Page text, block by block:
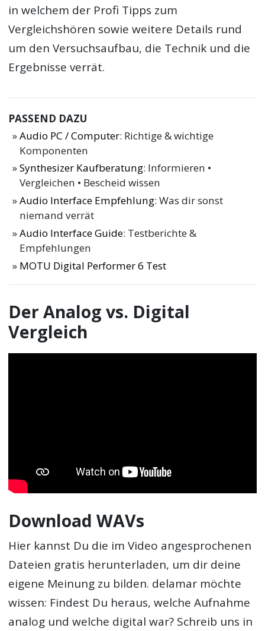
in welchem der Profi Tipps zum
Vergleichshören sowie weitere Details rund
um den Versuchsaufbau, die Technik und die
Ergebnisse verrät.
PASSEND DAZU
Audio PC / Computer: Richtige & wichtige
Komponenten
Synthesizer Kaufberatung: Informieren •
Vergleichen • Bescheid wissen
Audio Interface Empfehlung: Was dir sonst
niemand verrät
Audio Interface Guide: Testberichte &
Empfehlungen
MOTU Digital Performer 6 Test
Der Analog vs. Digital
Vergleich
Download WAVs
Hier kannst Du die im Video angesprochenen
Dateien gratis herunterladen, um dir deine
eigene Meinung zu bilden. delamar möchte
wissen: Findest Du heraus, welche Aufnahme
analog und welche digital war? Schreib uns in